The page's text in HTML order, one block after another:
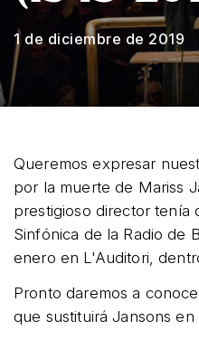
1 de diciembre de 2019
Queremos expresar
por la muerte de Mariss
prestigioso director tenía
Sinfónica de la Radio de
enero en L'Auditori,
Pronto daremos a
que sustituirá Jansons en